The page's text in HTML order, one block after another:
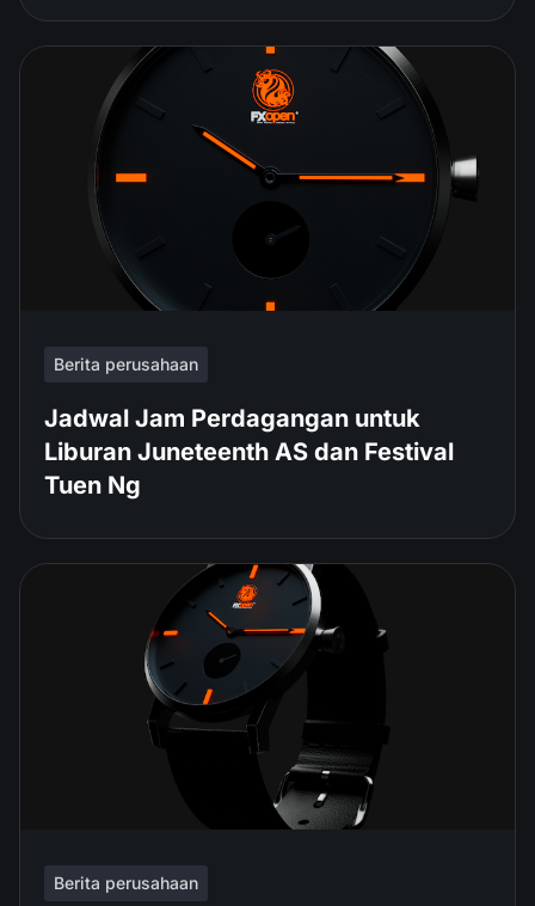
Berita perusahaan
Jadwal Jam Perdagangan untuk
Liburan Juneteenth AS dan Festival
Tuen Ng
Berita perusahaan